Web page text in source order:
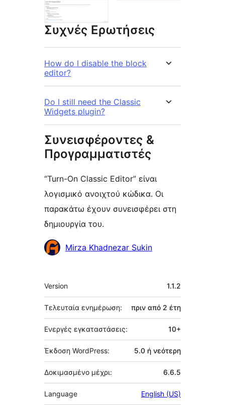
Συχνές Ερωτήσεις
How do I disable the block
editor?
Do I still need the Classic
Widgets plugin?
Συνεισφέροντες &
Προγραμματιστές
“Turn-On Classic Editor” είναι
λογισμικό ανοιχτού κώδικα. Οι
παρακάτω έχουν συνεισφέρει στη
δημιουργία του.
Συντελεστές
Mirza Khadnezar Sukin
Μεταστοιχεία
Version 1.1.2
Τελευταία ενημέρωση: πριν από 2 έτη
Ενεργές εγκαταστάσεις: 10+
Έκδοση WordPress: 5.0 ή νεότερη
Δοκιμασμένο μέχρι: 6.6.5
Language English (US)